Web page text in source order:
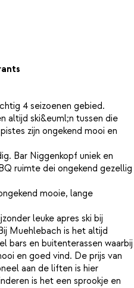
4 seizoenen gebied.
altijd ski&euml;n tussen die
zijn ongekend mooi en
Bar Niggenkopf uniek en
ruimte dei ongekend gezellig
mooie, lange
leuke apres ski bij
Muehlebach is het altijd
bars en buitenterassen waarbij
en goed vind. De prijs van
aan de liften is hier
is het een sprookje en